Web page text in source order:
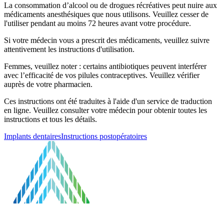
La consommation d’alcool ou de drogues récréatives peut nuire aux
médicaments anesthésiques que nous utilisons. Veuillez cesser de
l'utiliser pendant au moins 72 heures avant votre procédure.
Si votre médecin vous a prescrit des médicaments, veuillez suivre
attentivement les instructions d'utilisation.
Femmes, veuillez noter : certains antibiotiques peuvent interférer
avec l’efficacité de vos pilules contraceptives. Veuillez vérifier
auprès de votre pharmacien.
Ces instructions ont été traduites à l'aide d'un service de traduction
en ligne. Veuillez consulter votre médecin pour obtenir toutes les
instructions et tous les détails.
Implants dentairesInstructions postopératoires